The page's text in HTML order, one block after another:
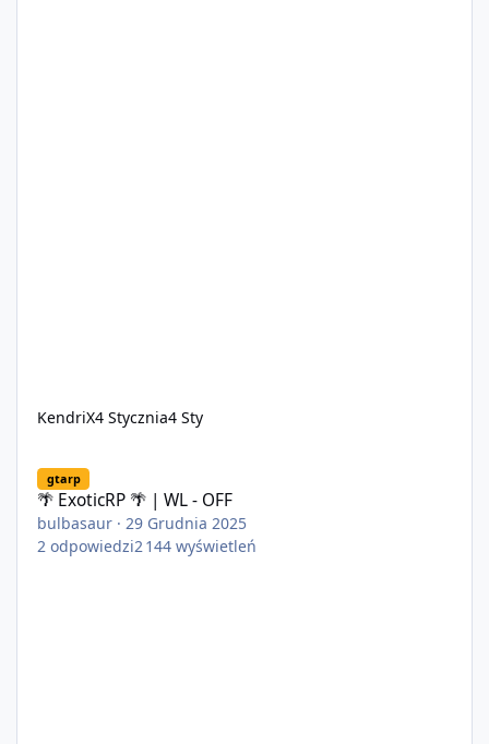
KendriX4 Stycznia4 Sty
gtarp
🌴 ExoticRP 🌴 | WL - OFF
bulbasaur ·29 Grudnia 2025
2 odpowiedzi2 144 wyświetleń